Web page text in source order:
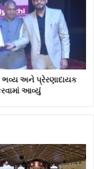
ભવ્ય અને પ્રેરણાદાયક
આવ્યું